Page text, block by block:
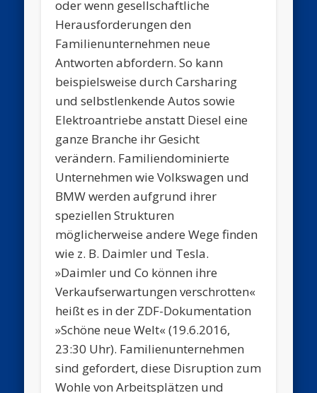
oder wenn gesellschaftliche
Herausforderungen den
Familienunternehmen neue
Antworten abfordern. So kann
beispielsweise durch Carsharing
und selbstlenkende Autos sowie
Elektroantriebe anstatt Diesel eine
ganze Branche ihr Gesicht
verändern. Familiendominierte
Unternehmen wie Volkswagen und
BMW werden aufgrund ihrer
speziellen Strukturen
möglicherweise andere Wege finden
wie z. B. Daimler und Tesla.
»Daimler und Co können ihre
Verkaufserwartungen verschrotten«
heißt es in der ZDF-Dokumentation
»Schöne neue Welt« (19.6.2016,
23:30 Uhr). Familienunternehmen
sind gefordert, diese Disruption zum
Wohle von Arbeitsplätzen und